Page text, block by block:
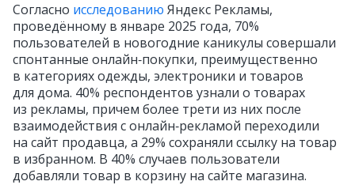
Согласно исследованию Яндекс Рекламы,
проведённому в январе 2025 года, 70%
пользователей в новогодние каникулы совершали
спонтанные онлайн‑покупки, преимущественно
в категориях одежды, электроники и товаров
для дома. 40% респондентов узнали о товарах
из рекламы, причем более трети из них после
взаимодействия с онлайн‑рекламой переходили
на сайт продавца, а 29% сохраняли ссылку на товар
в избранном. В 40% случаев пользователи
добавляли товар в корзину на сайте магазина.